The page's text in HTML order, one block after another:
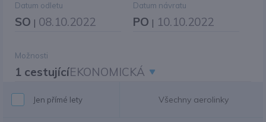
Datum odletu
SO | 08.10.2022
Datum návratu
PO | 10.10.2022
Možnosti
1 cestujícíEKONOMICKÁ
Jen přímé lety Všechny aerolinky